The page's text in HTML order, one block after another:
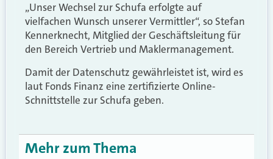
„Unser Wechsel zur Schufa erfolgte auf
vielfachen Wunsch unserer Vermittler“, so Stefan
Kennerknecht, Mitglied der Geschäftsleitung für
den Bereich Vertrieb und Maklermanagement.
Damit der Datenschutz gewährleistet ist, wird es
laut Fonds Finanz eine zertifizierte Online-
Schnittstelle zur Schufa geben.
Mehr zum Thema